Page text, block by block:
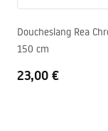
Doucheslang Rea
150 cm
23,00 €